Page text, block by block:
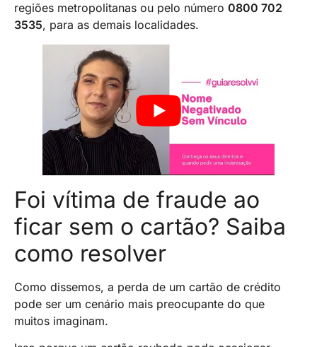
regiões metropolitanas ou pelo número 0800 702
3535, para as demais localidades.
Foi vítima de fraude ao
ficar sem o cartão? Saiba
como resolver
Como dissemos, a perda de um cartão de crédito
pode ser um cenário mais preocupante do que
muitos imaginam.